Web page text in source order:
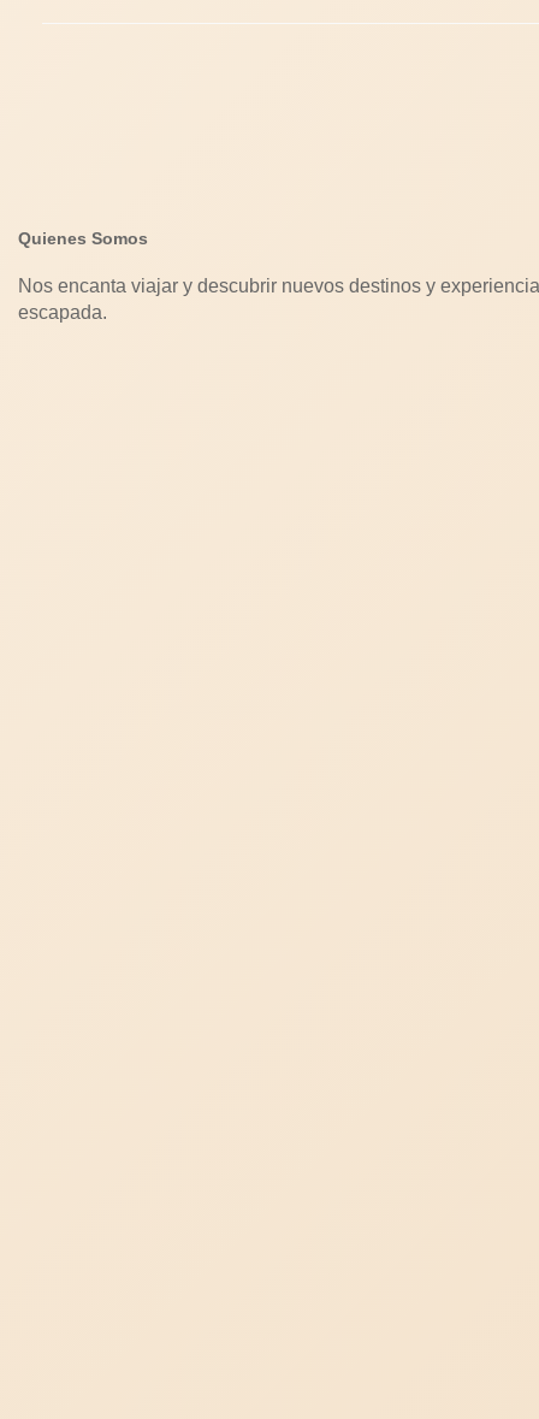
Quienes Somos
Nos encanta viajar y descubrir nuevos destinos y
escapada.